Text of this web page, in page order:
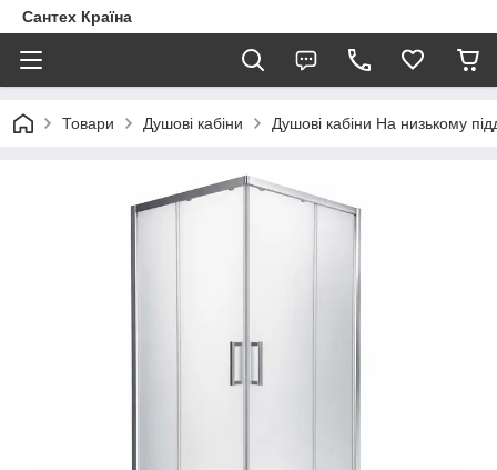
Сантех Країна
Товари Душові кабіни Душові кабіни На низькому